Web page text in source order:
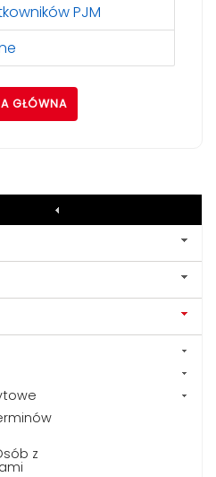
PJM
GŁÓWNA
z